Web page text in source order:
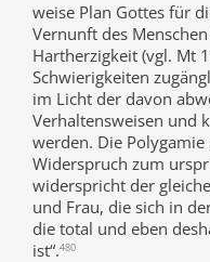
weise Plan Gottes für
Vernunft des
Hartherzigkeit (vgl. Mt
Schwierigkeiten
im Licht der davon
Verhaltensweisen und
werden. Die
Widerspruch zum
widerspricht der
und Frau, die sich in
die total und eben
ist“.480